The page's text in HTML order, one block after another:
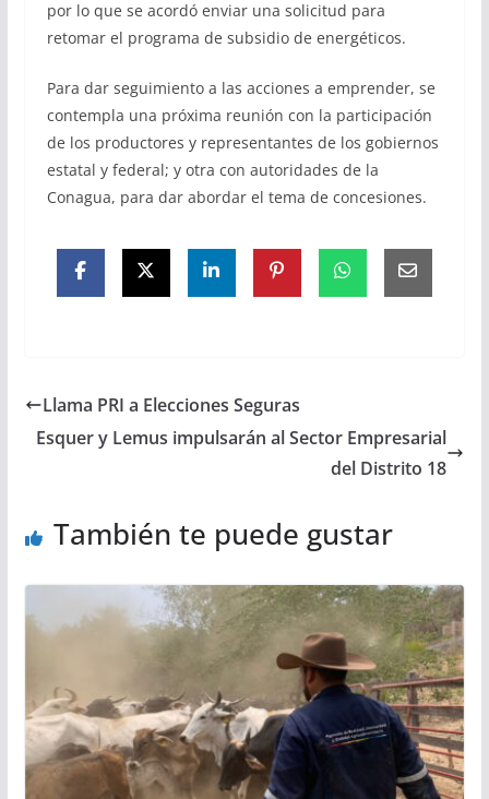
por lo que se acordó enviar una solicitud para
retomar el programa de subsidio de energéticos.
Para dar seguimiento a las acciones a emprender, se
contempla una próxima reunión con la participación
de los productores y representantes de los gobiernos
estatal y federal; y otra con autoridades de la
Conagua, para dar abordar el tema de concesiones.
Llama PRI a Elecciones Seguras
Esquer y Lemus impulsarán al Sector Empresarial
del Distrito 18
También te puede gustar